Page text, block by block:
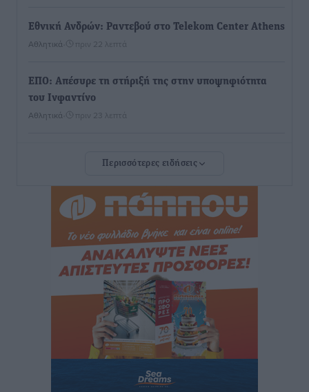
Εθνική Ανδρών: Ραντεβού στο Telekom Center Athens
Αθλητικά πριν 22 λεπτά
ΕΠΟ: Απέσυρε τη στήριξή της στην υποψηφιότητα
του Ινφαντίνο
Αθλητικά πριν 23 λεπτά
Basketball Festival
Αθλητικά• πριν 25 λεπτά
6ο Kalymnos 3X3: Ολοκληρώθηκε με μεγάλη επιτυχία,
νικητές οι VAR!
πριν 30 λεπτά
Νέα αεροσκάφη, drones, δασοκομάντος: Τι έχει
αλλάξει στην Πολιτική Προστασί
πριν 52 λεπτά
εξετάζουμε την θεσμοθέτηση τρίτης κατηγορίας
Περισσότερες ειδήσεις